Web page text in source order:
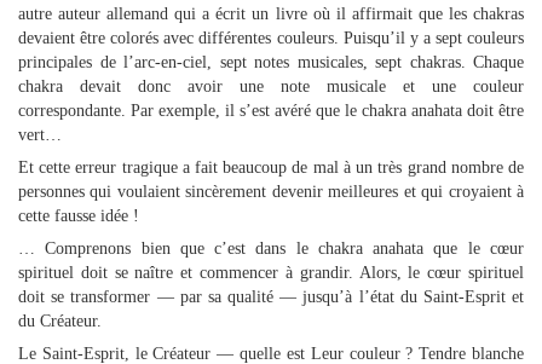
autre auteur allemand qui a écrit un livre où il affirmait que les chakras
devaient être colorés avec différentes couleurs. Puisqu’il y a sept couleurs
principales de l’arc-en-ciel, sept notes musicales, sept chakras. Chaque
chakra devait donc avoir une note musicale et une couleur
correspondante. Par exemple, il s’est avéré que le chakra anahata doit être
vert…
Et cette erreur tragique a fait beaucoup de mal à un très grand nombre de
personnes qui voulaient sincèrement devenir meilleures et qui croyaient à
cette fausse idée !
… Comprenons bien que c’est dans le chakra anahata que le cœur
spirituel doit se naître et commencer à grandir. Alors, le cœur spirituel
doit se transformer — par sa qualité — jusqu’à l’état du Saint-Esprit et
du Créateur.
Le Saint-Esprit, le Créateur — quelle est Leur couleur ? Tendre blanche